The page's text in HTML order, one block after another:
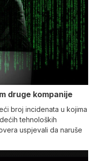
druge kompanije
broj incidenata u kojima
tehnoloških
uspjevali da naruše